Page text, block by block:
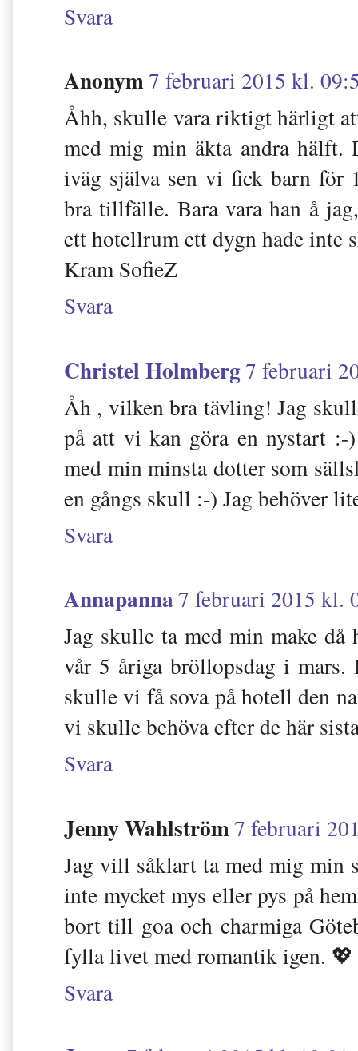
Svara
Anonym7 februari 2015 kl.
Åhh, skulle vara riktigt härligt
med mig min äkta andra hälft.
iväg själva sen vi fick barn för
bra tillfälle. Bara vara han å
ett hotellrum ett dygn hade inte
Kram SofieZ
Svara
Christel Holmberg7 februari
Åh , vilken bra tävling! Jag
på att vi kan göra en nystart
med min minsta dotter som
en gångs skull :-) Jag behöver
Svara
Annapanna7 februari 2015 kl.
Jag skulle ta med min make
vår 5 åriga bröllopsdag i
skulle vi få sova på hotell den
vi skulle behöva efter de här
Svara
Jenny Wahlström7 februari
Jag vill såklart ta med mig min
inte mycket mys eller pys på
bort till goa och charmiga
fylla livet med romantik igen. 💖
Svara